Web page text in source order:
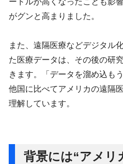
ードルが高くなったことも影
がグンと高まりました。
また、遠隔医療などデジタル
た医療データは、その後の研
きます。「データを溜め込も
他国に比べてアメリカの遠隔
理解しています。
背景には“アメリ